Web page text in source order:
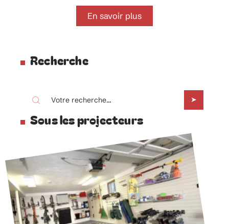
En savoir plus
Recherche
Sous les projecteurs